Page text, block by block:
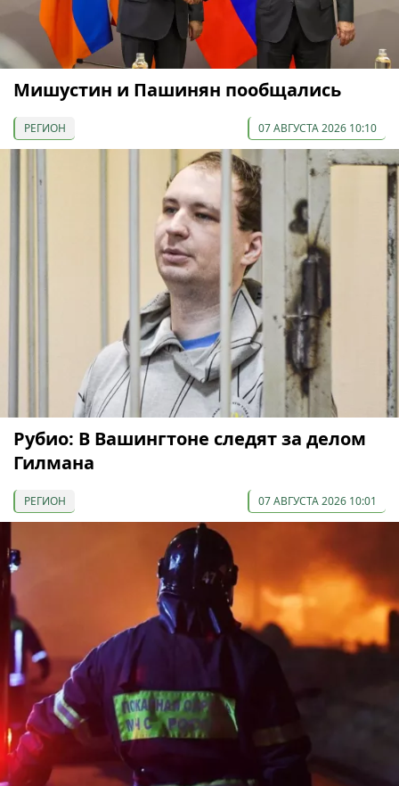
Мишустин и Пашинян пообщались
РЕГИОН 07 АВГУСТА 2026 10:10
Рубио: В Вашингтоне следят за делом
Гилмана
РЕГИОН 07 АВГУСТА 2026 10:01